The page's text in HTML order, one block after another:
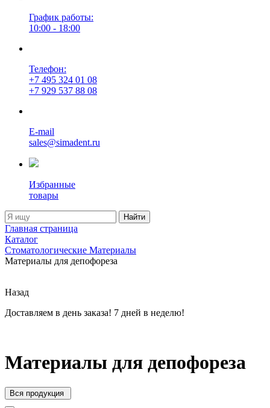
График работы:
10:00 - 18:00
Телефон:
+7 495 324 01 08
+7 929 537 88 08
E-mail
sales@simadent.ru
Избранные
товары
Найти
Главная страница
Каталог
Стоматологические Материалы
Материалы для депофореза
Назад
Доставляем в день заказа! 7 дней в неделю!
Материалы для депофореза
Вся продукция